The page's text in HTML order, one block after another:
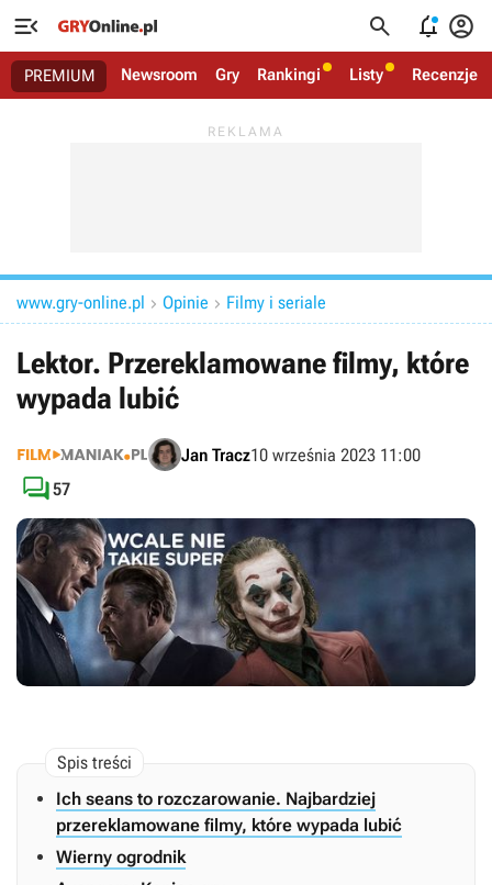
   
PREMIUM Newsroom Gry Rankingi Listy Recenzje
www.gry-online.pl  Opinie  Filmy i seriale
Lektor. Przereklamowane filmy, które
wypada lubić
Jan Tracz10 września 2023 11:00
57
Ich seans to rozczarowanie. Najbardziej
przereklamowane filmy, które wypada lubić
Wierny ogrodnik